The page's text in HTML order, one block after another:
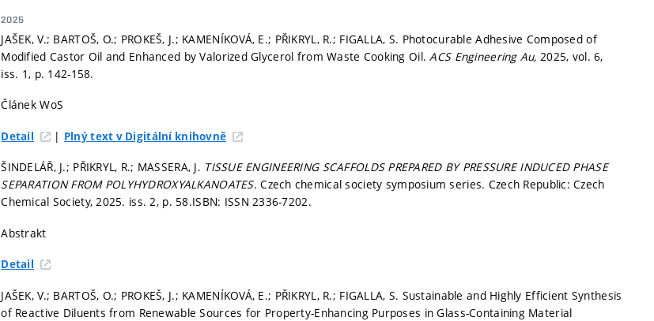
2025
JAŠEK, V.; BARTOŠ, O.; PROKEŠ, J.; KAMENÍKOVÁ, E.; PŘIKRYL, R.; FIGALLA, S. Photocurable Adhesive Composed of
Modified Castor Oil and Enhanced by Valorized Glycerol from Waste Cooking Oil.ACS Engineering Au, 2025, vol. 6,
iss. 1, p. 142-158.
Článek WoS
Detail | Plný text v Digitální knihovně
ŠINDELÁŘ, J.; PŘIKRYL, R.; MASSERA, J. TISSUE ENGINEERING SCAFFOLDS PREPARED BY PRESSURE INDUCED PHASE
SEPARATION FROM POLYHYDROXYALKANOATES.Czech chemical society symposium series. Czech Republic: Czech
Chemical Society, 2025. iss. 2, p. 58.ISBN: ISSN 2336-7202.
Abstrakt
Detail
JAŠEK, V.; BARTOŠ, O.; PROKEŠ, J.; KAMENÍKOVÁ, E.; PŘIKRYL, R.; FIGALLA, S. Sustainable and Highly Efficient Synthesis
of Reactive Diluents from Renewable Sources for Property-Enhancing Purposes in Glass-Containing Material